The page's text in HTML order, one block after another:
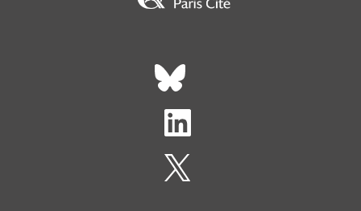
Réseaux sociaux footer